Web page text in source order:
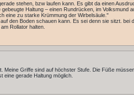
stehen, bzw laufen kann. Es gibt da einen
Haltung – einen Rundrücken, im Volksmund
eine zu starke Krümmung der Wirbelsäule."
den Boden schauen kann. Es sei denn sie sitzt. bei
Rollator halten.
Meine Griffe sind auf höchster Stufe. Die Füße
eine gerade Haltung möglich.